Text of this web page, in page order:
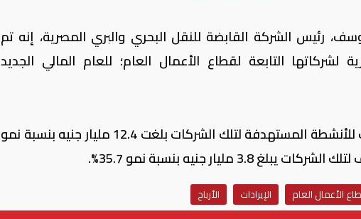
رئيس الشركة القابضة للنقل البحري والبري المصرية، إنه تم
لشركاتها التابعة لقطاع اﻷعمال العام؛ للعام المالي الجديد
وبحسب رئيس الشركة، فإن جملة اﻹيرادات للأنشطة المستهدفة لتلك الشركات بلغت 12.4 مليار جنيه بنسبة نمو
اﻷعمال العام اﻹيرادات اﻷرباح